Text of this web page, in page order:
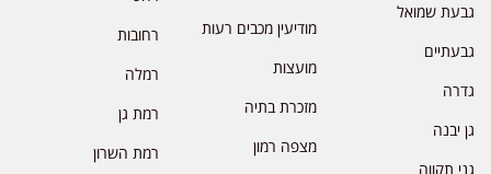
גבעת שמואל
גבעתיים
גדרה
גן יבנה
גני תקווה
מודיעין מכבים רעות
מועצות
מזכרת בתיה
מצפה רמון
רחובות
רמלה
רמת גן
רמת השרון